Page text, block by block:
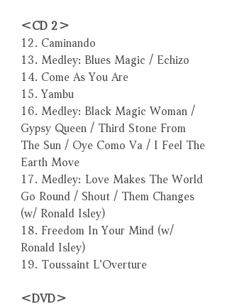
＜CD 2＞
12. Caminando
13. Medley: Blues Magic / Echizo
14. Come As You Are
15. Yambu
16. Medley: Black Magic Woman /
Gypsy Queen / Third Stone From
The Sun / Oye Como Va / I Feel The
Earth Move
17. Medley: Love Makes The World
Go Round / Shout / Them Changes
(w/ Ronald Isley)
18. Freedom In Your Mind (w/
Ronald Isley)
19. Toussaint L’Overture
＜DVD＞